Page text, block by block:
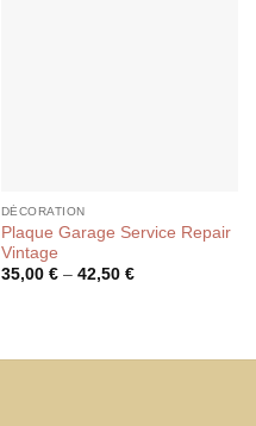
DÉCORATION
Plaque Garage Service Repair
Vintage
35,00 €– 42,50 €